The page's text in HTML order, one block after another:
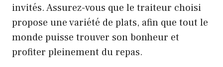
invités. Assurez-vous que le traiteur choisi
propose une variété de plats, afin que tout le
monde puisse trouver son bonheur et
profiter pleinement du repas.